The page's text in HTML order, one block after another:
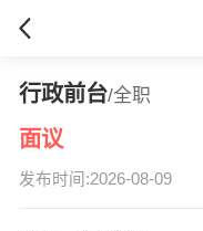
行政前台/全职
面议
发布时间:2026-08-09